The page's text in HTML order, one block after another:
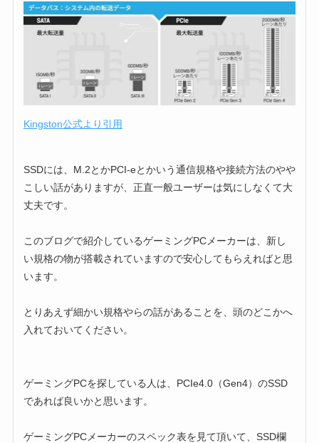
Kingston公式より引用
SSDには、M.2とかPCI-eとかいう通信規格や接続方法のやや
こしい話がありますが、正直一般ユーザーは気にしなくて大
丈夫です。
このブログで紹介しているゲーミングPCメーカーは、新し
い規格の物が搭載されていますので安心してもらえればと思
います。
とりあえず細かい規格やらの話があることを、頭のどこかへ
入れておいてください。
ゲーミングPCを探している人は、PCIe4.0（Gen4）のSSD
であれば良いかと思います。
ゲーミングPCメーカーのスペック表を見て頂いて、SSD欄